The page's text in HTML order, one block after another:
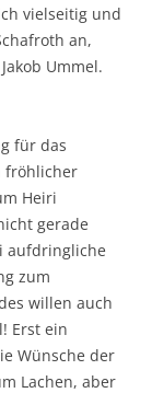
vielseitig und
an,
Ummel.
für das
fröhlicher
Heiri
gerade
aufdringliche
zum
willen auch
Erst ein
Wünsche der
Lachen, aber